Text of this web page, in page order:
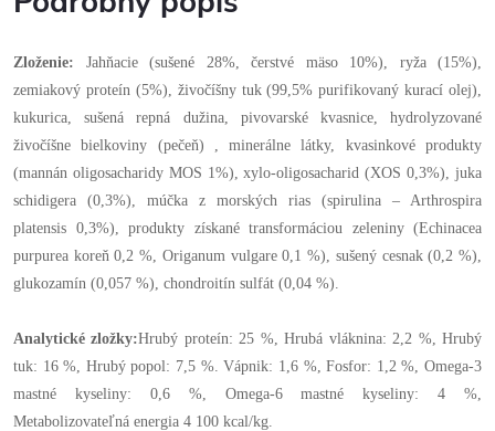
Zloženie: Jahňacie (sušené 28%, čerstvé mäso 10%), ryža (15%),
zemiakový proteín (5%), živočíšny tuk (99,5% purifikovaný kurací olej),
kukurica, sušená repná dužina, pivovarské kvasnice, hydrolyzované
živočíšne bielkoviny (pečeň) , minerálne látky, kvasinkové produkty
(mannán oligosacharidy MOS 1%), xylo-oligosacharid (XOS 0,3%), juka
schidigera (0,3%), múčka z morských rias (spirulina – Arthrospira
platensis 0,3%), produkty získané transformáciou zeleniny (Echinacea
purpurea koreň 0,2 %, Origanum vulgare 0,1 %), sušený cesnak (0,2 %),
glukozamín (0,057 %), chondroitín sulfát (0,04 %).
Analytické zložky:Hrubý proteín: 25 %, Hrubá vláknina: 2,2 %, Hrubý
tuk: 16 %, Hrubý popol: 7,5 %. Vápnik: 1,6 %, Fosfor: 1,2 %, Omega-3
mastné kyseliny: 0,6 %, Omega-6 mastné kyseliny: 4 %,
Metabolizovateľná energia 4 100 kcal/kg.